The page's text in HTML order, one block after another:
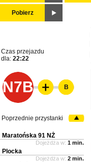
Pobierz
Czas przejazdu
dla: 22:22
N7B B
Poprzednie przystanki
Maratońska 91 NŻ
Dojeżdża w: 1 min.
Plocka
Dojeżdża w: 2 min.